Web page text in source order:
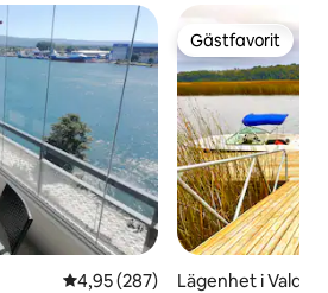
4,95 av 5 i genomsnittligt
4,95 (287)
Gästfavorit
Gästfavorit
Lägenhet i Valdivia